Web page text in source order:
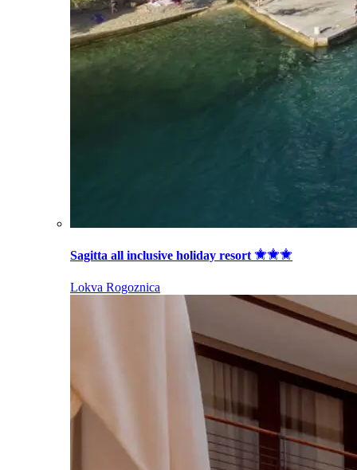
Sagitta all inclusive holiday resort
Lokva Rogoznica